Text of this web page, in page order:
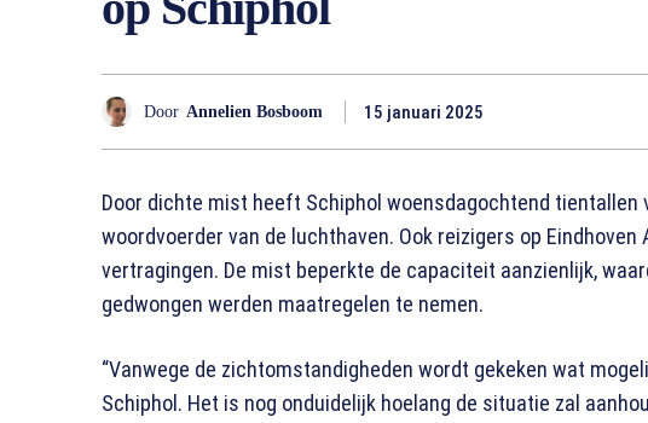
Door Annelien Bosboom 15 januari 2025
Door dichte mist heeft Schiphol woensdagochtend tientallen
woordvoerder van de luchthaven. Ook reizigers op
vertragingen. De mist beperkte de capaciteit aanzienlijk,
gedwongen werden maatregelen te nemen.
“Vanwege de zichtomstandigheden wordt gekeken wat
Schiphol. Het is nog onduidelijk hoelang de situatie zal